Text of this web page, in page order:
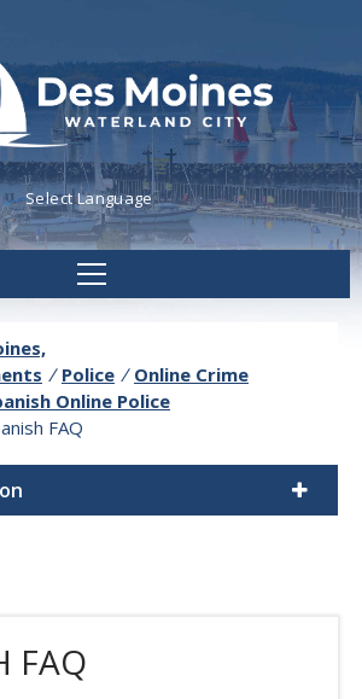
byTranslate
/ Police / Online Crime
Online Police
FAQ
FAQ